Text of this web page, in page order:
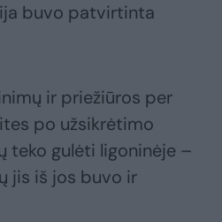
buvo patvirtinta
ir priežiūros per
po užsikrėtimo
teko gulėti ligoninėje –
jis iš jos buvo ir